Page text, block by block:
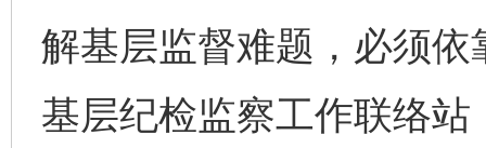
解基层监督难题，必须
基层纪检监察工作联络